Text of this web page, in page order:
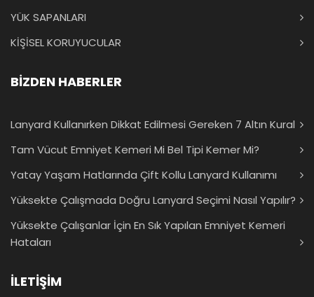
YÜK SAPANLARI
KİŞİSEL KORUYUCULAR
BİZDEN HABERLER
Lanyard Kullanırken Dikkat Edilmesi Gereken 7 Altın Kural
Tam Vücut Emniyet Kemeri Mi Bel Tipi Kemer Mi?
Yatay Yaşam Hatlarında Çift Kollu Lanyard Kullanımı
Yüksekte Çalışmada Doğru Lanyard Seçimi Nasıl Yapılır?
Yüksekte Çalışanlar İçin En Sık Yapılan Emniyet Kemeri
Hataları
İLETİŞİM